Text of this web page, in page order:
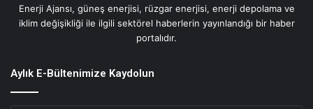
Enerji Ajansı, güneş enerjisi, rüzgar enerjisi, enerji depolama ve
iklim değişikliği ile ilgili sektörel haberlerin yayınlandığı bir haber
portalıdır.
Aylık E-Bültenimize Kaydolun